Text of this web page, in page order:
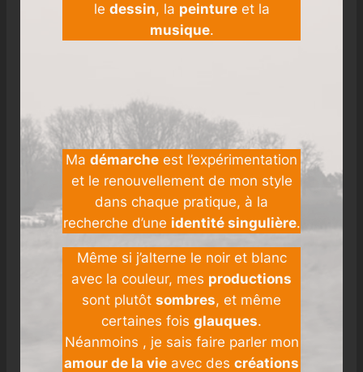
le dessin, la peintureet la
musique.
Ma démarche est l’expérimentation
et le renouvellement de mon style
dans chaque pratique, à la
recherche d’une identité singulière.
Même si j’alterne le noir et blanc
avec la couleur, mes productions
sont plutôt sombres, et même
certaines fois glauques.
Néanmoins , je sais faire parler mon
amour de la vie avec des créations